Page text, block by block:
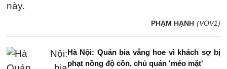
này.
PHẠM HẠNH (VOV1)
Hà Nội: Quán bia vắng hoe vì khách sợ bị
phạt nồng độ cồn, chủ quán 'méo mặt'